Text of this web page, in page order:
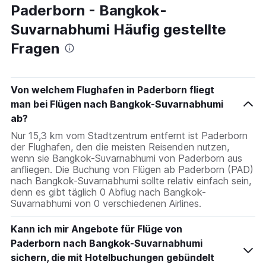
Paderborn - Bangkok-
Suvarnabhumi Häufig gestellte
Fragen
Von welchem Flughafen in Paderborn fliegt
man bei Flügen nach Bangkok-Suvarnabhumi
ab?
Nur 15,3 km vom Stadtzentrum entfernt ist Paderborn
der Flughafen, den die meisten Reisenden nutzen,
wenn sie Bangkok-Suvarnabhumi von Paderborn aus
anfliegen. Die Buchung von Flügen ab Paderborn (PAD)
nach Bangkok-Suvarnabhumi sollte relativ einfach sein,
denn es gibt täglich 0 Abflug nach Bangkok-
Suvarnabhumi von 0 verschiedenen Airlines.
Kann ich mir Angebote für Flüge von
Paderborn nach Bangkok-Suvarnabhumi
sichern, die mit Hotelbuchungen gebündelt